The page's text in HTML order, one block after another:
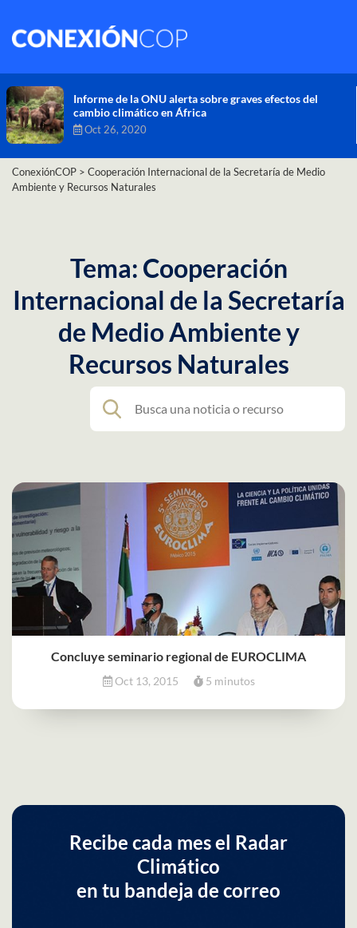
Comisión de Alto Nivel de Cambio Climático aprueba
nueva ambición climática del Perú
Dic 16, 2020
ConexiónCOP > Cooperación Internacional de la Secretaría de Medio
Ambiente y Recursos Naturales
Tema: Cooperación
Internacional de la Secretaría
de Medio Ambiente y
Recursos Naturales
Concluye seminario regional de EUROCLIMA
Oct 13, 2015 5 minutos
Recibe cada mes el Radar
Climático
en tu bandeja de correo